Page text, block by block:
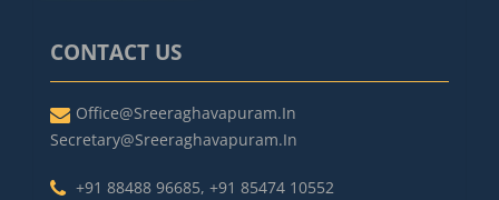
CONTACT US
Office@sreeraghavapuram.in
Secretary@sreeraghavapuram.in
+91 88488 96685, +91 85474 10552